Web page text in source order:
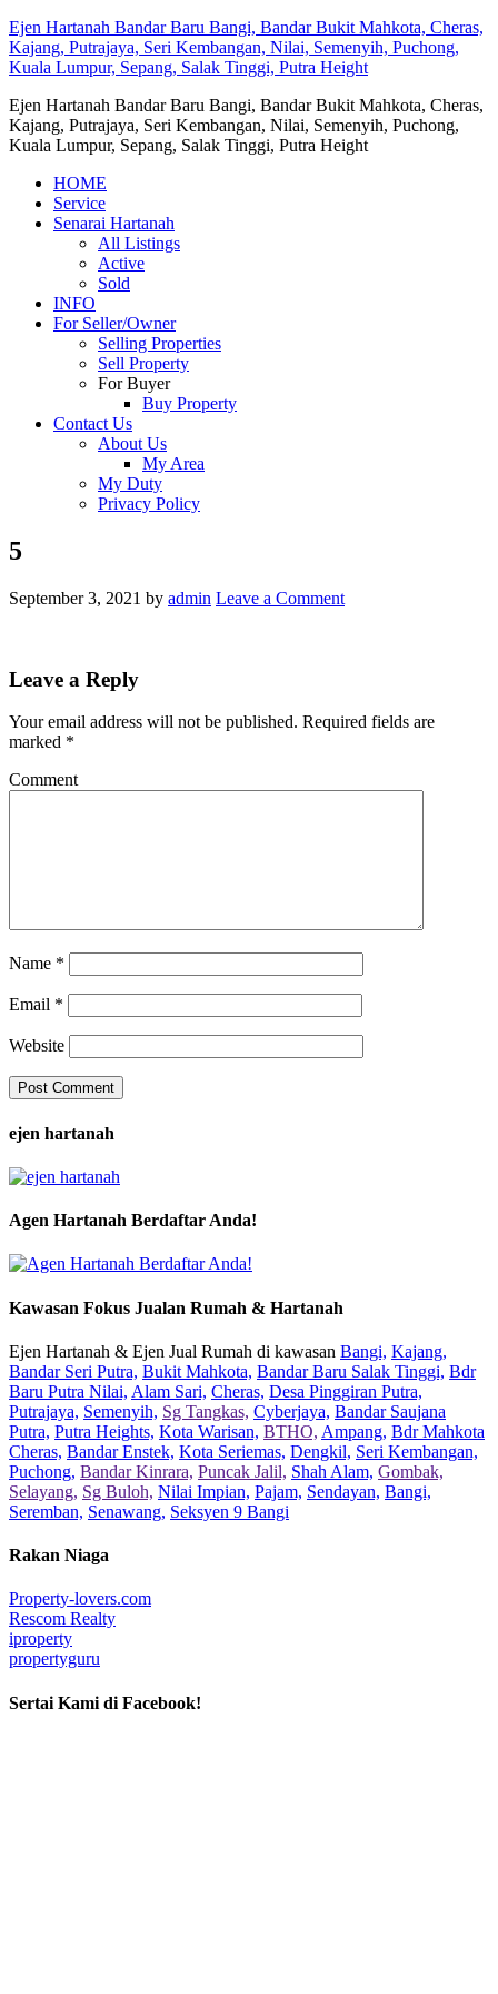
Ejen Hartanah Bandar Baru Bangi, Bandar Bukit Mahkota, Cheras,
Kajang, Putrajaya, Seri Kembangan, Nilai, Semenyih, Puchong,
Kuala Lumpur, Sepang, Salak Tinggi, Putra Height
Ejen Hartanah Bandar Baru Bangi, Bandar Bukit Mahkota, Cheras,
Kajang, Putrajaya, Seri Kembangan, Nilai, Semenyih, Puchong,
Kuala Lumpur, Sepang, Salak Tinggi, Putra Height
HOME
Service
Senarai Hartanah
All Listings
Active
Sold
INFO
For Seller/Owner
Selling Properties
Sell Property
For Buyer
Buy Property
Contact Us
About Us
My Area
My Duty
Privacy Policy
5
September 3, 2021 by admin Leave a Comment
Leave a Reply
Your email address will not be published. Required fields are
marked *
Comment
Name *
Email *
Website
ejen hartanah
Agen Hartanah Berdaftar Anda!
Kawasan Fokus Jualan Rumah & Hartanah
Ejen Hartanah & Ejen Jual Rumah di kawasan Bangi, Kajang,
Bandar Seri Putra, Bukit Mahkota, Bandar Baru Salak Tinggi, Bdr
Baru Putra Nilai, Alam Sari, Cheras, Desa Pinggiran Putra,
Putrajaya, Semenyih, Sg Tangkas, Cyberjaya, Bandar Saujana
Putra, Putra Heights, Kota Warisan, BTHO, Ampang, Bdr Mahkota
Cheras, Bandar Enstek, Kota Seriemas, Dengkil, Seri Kembangan,
Puchong, Bandar Kinrara, Puncak Jalil, Shah Alam, Gombak,
Selayang, Sg Buloh, Nilai Impian, Pajam, Sendayan, Bangi,
Seremban, Senawang, Seksyen 9 Bangi
Rakan Niaga
Property-lovers.com
Rescom Realty
iproperty
propertyguru
Sertai Kami di Facebook!